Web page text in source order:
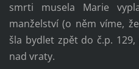
smrti musela Marie
manželství (o něm víme,
šla bydlet zpět do č.p.
nad vraty.